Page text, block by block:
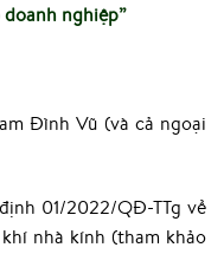
nghiệp”
Đình Vũ (và cả ngoại
01/2022/QĐ-TTg về
nhà kính (tham khảo